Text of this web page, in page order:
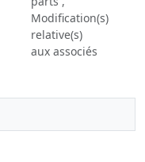
Modification(s)
relative(s)
aux associés
statutaire(s)